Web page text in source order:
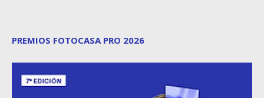
PREMIOS FOTOCASA PRO 2026